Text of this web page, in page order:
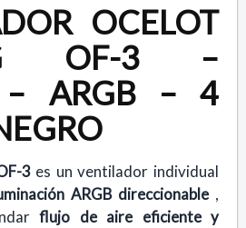
OCELOT
OF-3 –
– ARGB – 4
3 es un ventilador individual
ARGB direccionable ,
flujo de aire eficiente y